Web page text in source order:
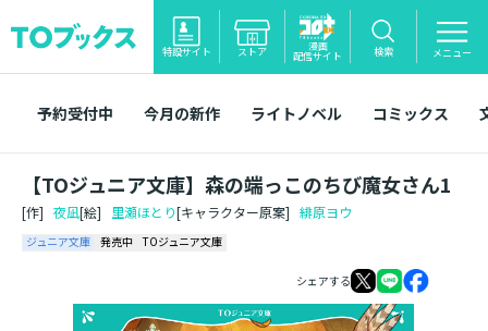
特設サイト ストア 漫画
配信サイト 検索 メニュー
予約受付中 今月の新作 ライトノベル コミックス
【TOジュニア文庫】森の端っこのちび魔女さん1
[作] 夜凪[絵] 里瀬ほとり[キャラクター原案] 緋原ヨウ
ジュニア文庫 発売中 TOジュニア文庫
シェアする